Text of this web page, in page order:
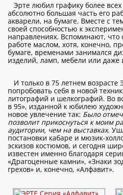
Эрте любил графику более всех
абсолютно большая часть его
акварели, на бумаге. Вместе с
своей способностью к
направлениях. Вспоминают, что
работе маслом, хотя, конечно,
бумаге, временами занимался
изделий, ламп, мебели или даже
И только в 75 летнем возрасте
попробовать себя в новой
литографий и шелкографий. Во
в 95», изданной к юбилею
новое увлечение так: Было
позволит прикоснуться к моим
аудитории, чем на выставках.
постановки кабаре и мюзик-
эскизов костюмов, и сегодня
известен именно благодаря
«Драгоценные камни», «Знаки
грехов» и, конечно, «Алфавит».